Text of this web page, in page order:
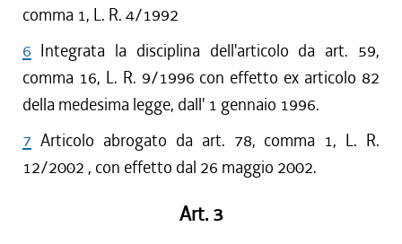
comma 1, L. R. 4/1992
6 Integrata la disciplina dell'articolo da art. 59,
comma 16, L. R. 9/1996 con effetto ex articolo 82
della medesima legge, dall' 1 gennaio 1996.
7 Articolo abrogato da art. 78, comma 1, L. R.
12/2002 , con effetto dal 26 maggio 2002.
Art. 3